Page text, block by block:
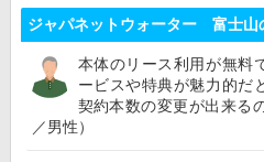
ジャパネットウォーター 富士山
本体のリース利用が無料
ービスや特典が魅力的だ
契約本数の変更が出来る
／男性）